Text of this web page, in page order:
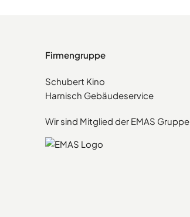
Firmengruppe
Schubert Kino
Harnisch Gebäudeservice
Wir sind Mitglied der EMAS Gruppe